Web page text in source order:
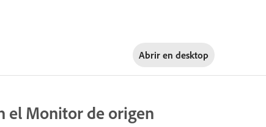
Abrir en desktop
el Monitor de origen